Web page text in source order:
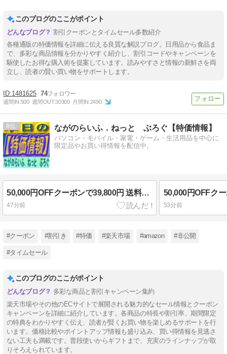
このブログのここがポイント
割引クーポンとタイムセール多数紹介
各種通販の特価情報を詳細に伝える良質な解説ブログ。日用品から食品ま
で、多彩な商品情報を分かりやすく紹介し、割引コードやキャンペーンを
駆使したお得な購入術を提案しています。読みやすさと情報の新鮮さを両
立し、読者の賢い買い物をサポートします。
1481625 74
週間IN:500 週間OUT:30300 月間IN:2490
8 ながのらいふ．ねっと ぶろぐ【特価情報】
パソコン・モバイル・家電・ゲーム・生活用品を中心に
限定品やお買い得情報を配信中。
50,000円OFFクーポンで39,800円 送料無料 楽天市場 【デュアルエッジ＆180°フラット】水拭き掃除機 コードレス Dreame H12 Dual FlexReach 吸引水拭き両用 自動洗浄 温風乾燥 髪の毛絡まない 家具下 フローリング 掃除機 ドリーミー 2026.08.11まで
47分前 53分前
#クーポン #割引き #特価 #楽天市場 #amazon #非公開
#タイムセール
このブログのここがポイント
多彩な商品と割引キャンペーン集約
楽天市場やその他のECサイトで展開される魅力的なセール情報とクーポン
キャンペーンを詳細に紹介しています。各商品の特長や割引率、期間限定
の特典をわかりやすく伝え、読者が賢くお買い物を楽しめるサポートを行
います。価格比較やポイントアップ情報も盛り込み、買い得情報を見逃さ
ない工夫も満載です。普段使いからギフトまで、充実のラインナップが取
りそろえられています。